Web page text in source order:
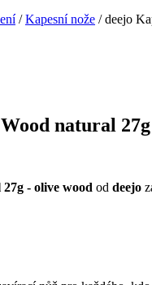
/Kapesní nože / deejo
natural
- olive wood od deejo